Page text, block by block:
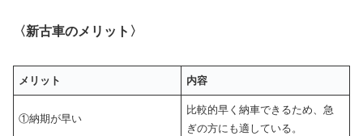
〈新古車のメリット〉
メリット 内容
①納期が早い
比較的早く納車できるため、急
ぎの方にも適している。